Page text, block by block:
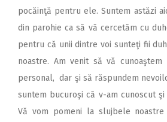
pocăinţă pentru ele. Suntem astăzi
din parohie ca să vă cercetăm cu
pentru că unii dintre voi sunteţi fii
noastre. Am venit să vă
personal, dar şi să răspundem
suntem bucuroşi că v-am cunoscut
Vă vom pomeni la slujbele noastre